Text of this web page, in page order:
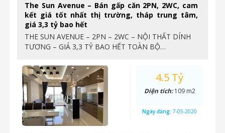
The Sun Avenue – Bán gấp căn 2PN, 2WC, cam
kết giá tốt nhất thị trường, tháp trung tâm,
giá 3,3 tỷ bao hết
THE SUN AVENUE – 2PN – 2WC – NỘI THẤT DÍNH
TƯƠNG – GIÁ 3,3 TỶ BAO HẾT TOÀN BỘ…
4.5 Tỷ
Diện tích:109 m2
Ngày đăng: 7-05-2020